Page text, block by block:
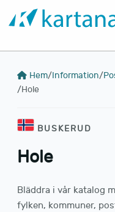
Hem/Information/
/Hole
BUSKERUD
Hole
Bläddra i vår katalog
fylken, kommuner,